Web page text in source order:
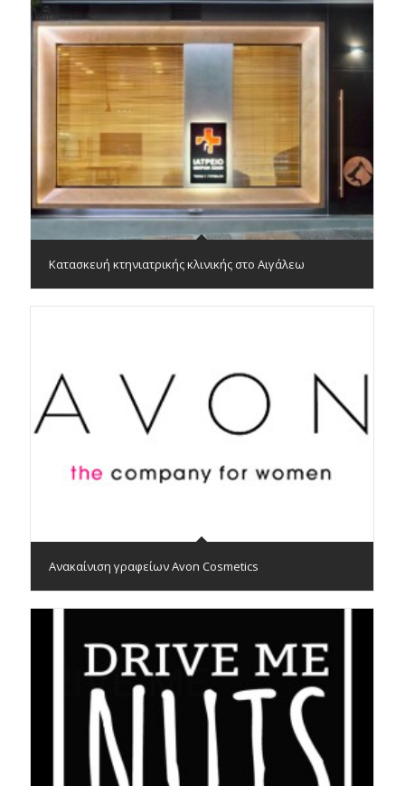
Κατασκευή κτηνιατρικής κλινικής στο Αιγάλεω
Ανακαίνιση γραφείων Avon Cosmetics